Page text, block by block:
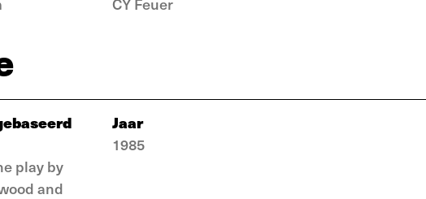
play by
and
Jaar
1985